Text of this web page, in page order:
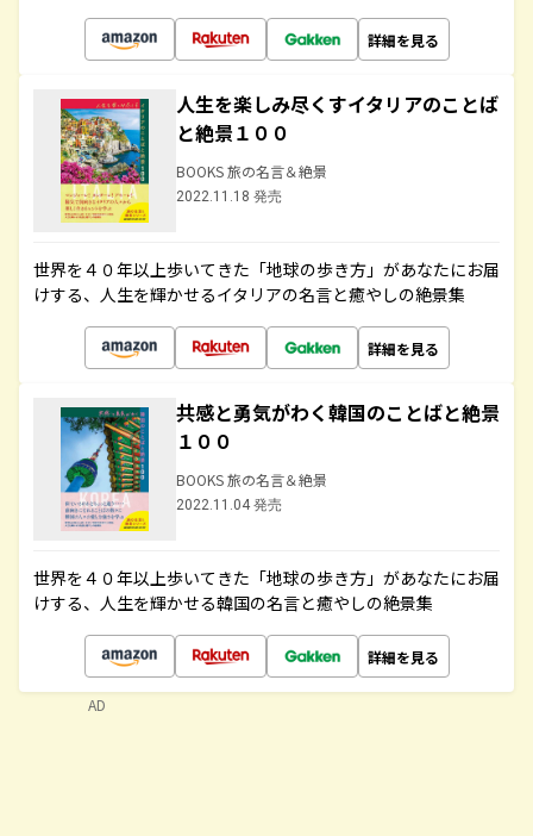
詳細を見る
人生を楽しみ尽くすイタリアのことば
と絶景１００
BOOKS 旅の名言＆絶景
2022.11.18 発売
世界を４０年以上歩いてきた「地球の歩き方」があなたにお届
けする、人生を輝かせるイタリアの名言と癒やしの絶景集
詳細を見る
共感と勇気がわく韓国のことばと絶景
１００
BOOKS 旅の名言＆絶景
2022.11.04 発売
世界を４０年以上歩いてきた「地球の歩き方」があなたにお届
けする、人生を輝かせる韓国の名言と癒やしの絶景集
詳細を見る
AD